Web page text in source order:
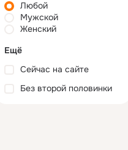
Любой
Мужской
Женский
Ещё
Сейчас на сайте
Без второй половинки